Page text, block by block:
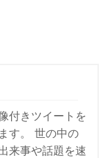
付きツイートを
す。 世の中の
来事や話題を速